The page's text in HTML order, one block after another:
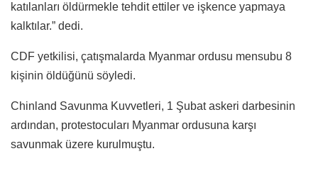
katılanları öldürmekle tehdit ettiler ve işkence yapmaya
kalktılar.” dedi.
CDF yetkilisi, çatışmalarda Myanmar ordusu mensubu 8
kişinin öldüğünü söyledi.
Chinland Savunma Kuvvetleri, 1 Şubat askeri darbesinin
ardından, protestocuları Myanmar ordusuna karşı
savunmak üzere kurulmuştu.